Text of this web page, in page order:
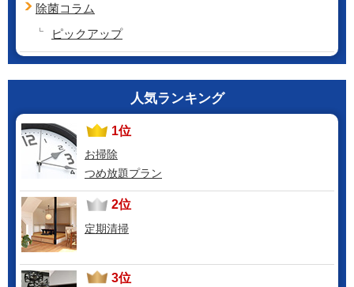
除菌コラム
ピックアップ
人気ランキング
1位
お掃除
つめ放題プラン
2位
定期清掃
3位